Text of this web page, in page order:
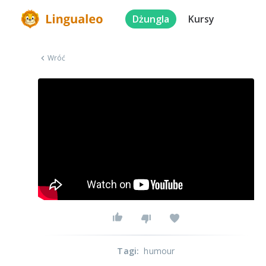
Dżungla Kursy
Wróć
Tagi: humour